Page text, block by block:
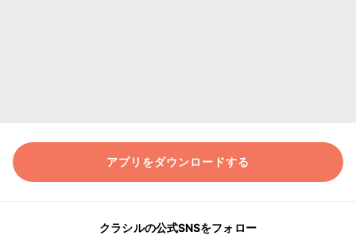
アプリをダウンロードする
クラシルの公式SNSをフォロー